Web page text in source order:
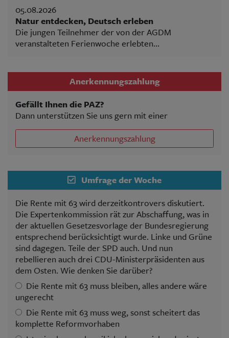
05.08.2026
Natur entdecken, Deutsch erleben
Die jungen Teilnehmer der von der AGDM
veranstalteten Ferienwoche erlebten...
Anerkennungszahlung
Gefällt Ihnen die PAZ?
Dann unterstützen Sie uns gern mit einer
Anerkennungszahlung
Umfrage der Woche
Die Rente mit 63 wird derzeitkontrovers diskutiert.
Die Expertenkommission rät zur Abschaffung, was in
der aktuellen Gesetzesvorlage der Bundesregierung
entsprechend berücksichtigt wurde. Linke und Grüne
sind dagegen. Teile der SPD auch. Und nun
rebellieren auch drei CDU-Ministerpräsidenten aus
dem Osten. Wie denken Sie darüber?
Die Rente mit 63 muss bleiben, alles andere wäre
ungerecht
Die Rente mit 63 muss weg, sonst scheitert das
komplette Reformvorhaben